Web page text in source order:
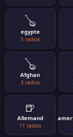
🪕
egypte
5 radios
🪕
Afghan
3 radios
🍺
Allemand
11 radios